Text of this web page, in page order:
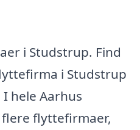
i Studstrup. Find
i Studstrup
hele Aarhus
flyttefirmaer,